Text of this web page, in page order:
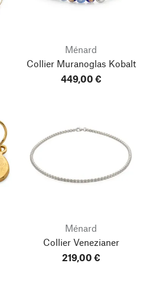
Ménard
Collier Muranoglas Kobalt
449,00 €
Ménard
Collier Venezianer
219,00 €